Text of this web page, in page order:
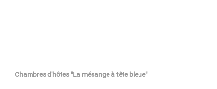
Chambres d'hôtes "La mésange à tête bleue"